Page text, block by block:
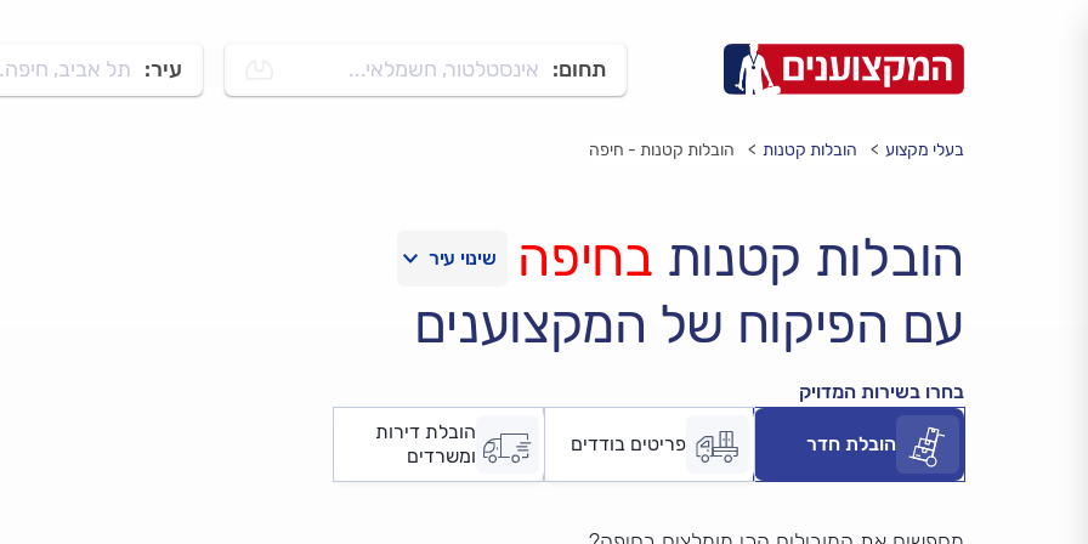
תחום: אינסטלטור, חשמלאי... עיר: תל אביב,
בעלי מקצוע הובלות קטנות הובלות קטנות - חיפה
הובלות קטנות בחיפה
עם הפיקוח של המקצוענים
בחרו בשירות המדויק
הובלת חדר פריטים בודדים
הובלת דירות
ומשרדים